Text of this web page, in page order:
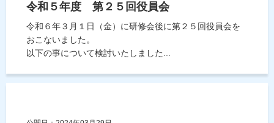
令和５年度 第２５回役員会
令和６年３月１日（金）に研修会後に第２５回役員会を
おこないました。
以下の事について検討いたしました...